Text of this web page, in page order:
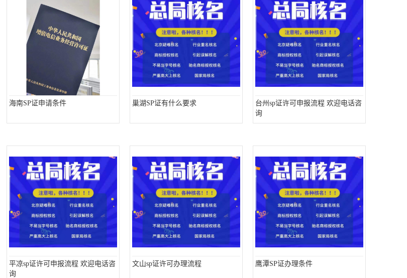
海南SP证申请条件 巢湖SP证有什么要求
台州sp证许可申报流程 欢迎电话咨
询
平凉sp证许可申报流程 欢迎电话咨
询
文山sp证许可办理流程 鹰潭SP证办理条件